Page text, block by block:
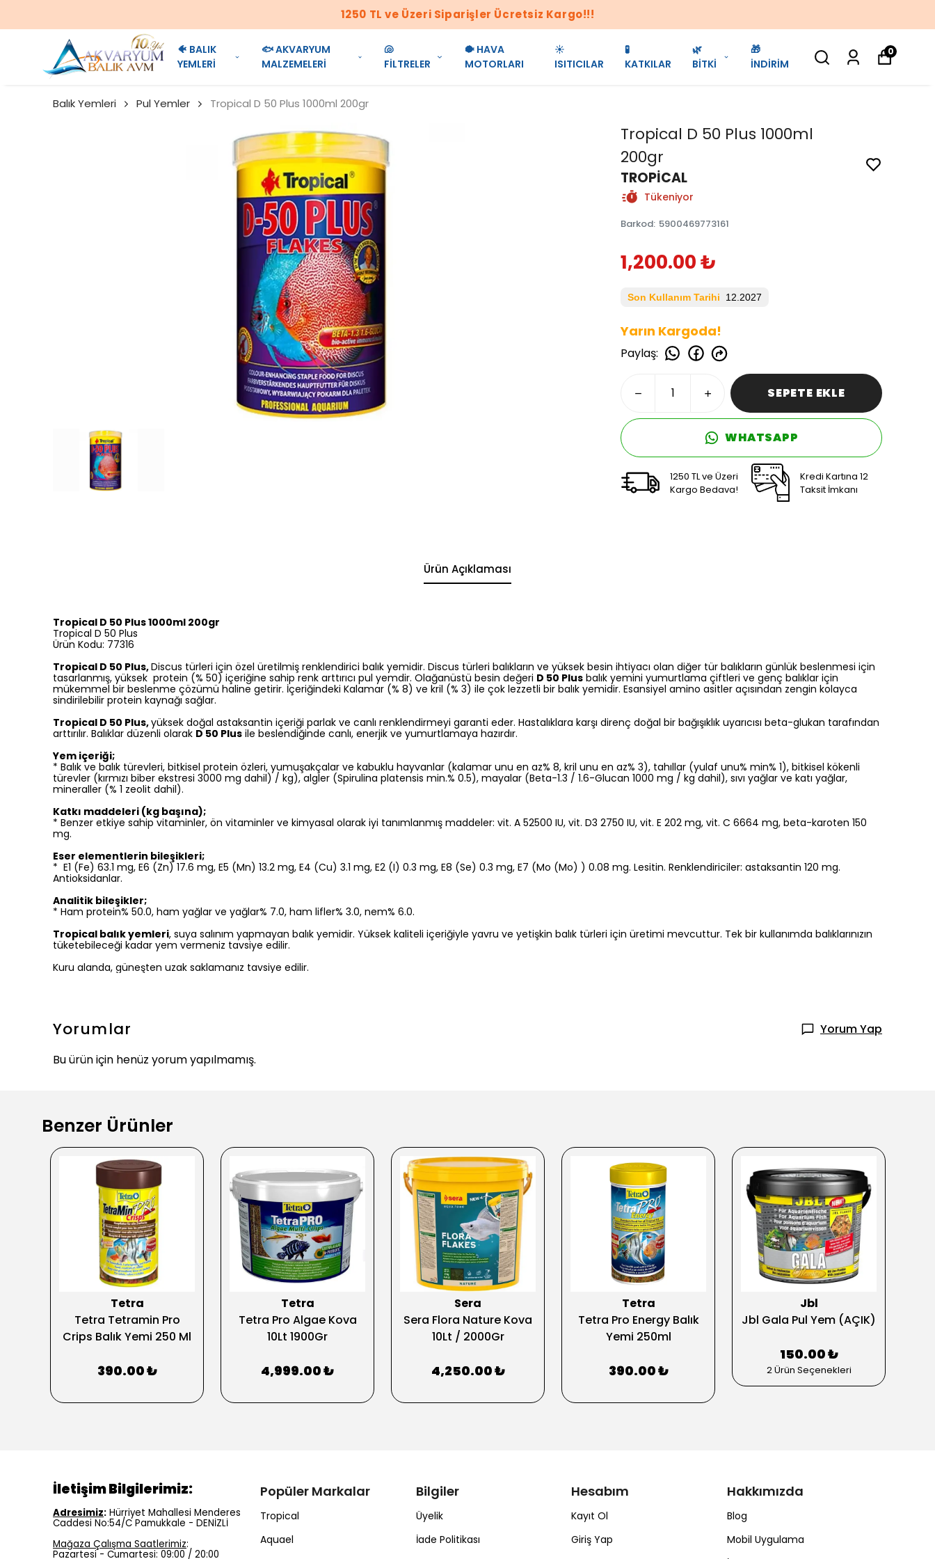
1250 TL ve Üzeri Siparişler Ücretsiz Kargo!!!
🐠 BALIK
YEMLERİ
🐟 AKVARYUM
MALZEMELERİ
🐚
FİLTRELER
🐡 HAVA
MOTORLARI
☀️
ISITICILAR
🧪
KATKILAR
🌿
BİTKİ
🎁
İNDİRİM
0
Balık Yemleri Pul Yemler Tropical D 50 Plus 1000ml 200gr
Tropical D 50 Plus 1000ml
200gr
TROPİCAL
Tükeniyor
Barkod: 5900469773161
1,200.00 ₺
Son Kullanım Tarihi 12.2027
Yarın Kargoda!
Paylaş:
SEPETE EKLE
WHATSAPP
1250 TL ve Üzeri
Kargo Bedava!
Kredi Kartına 12
Taksit İmkanı
Ürün Açıklaması
Tropical D 50 Plus 1000ml 200gr
Tropical D 50 Plus
Ürün Kodu: 77316
Tropical D 50 Plus,Discus türleri için özel üretilmiş renklendirici balık yemidir. Discus türleri balıkların ve yüksek besin ihtiyacı olan diğer tür balıkların günlük beslenmesi için
tasarlanmış, yüksek protein (% 50) içeriğine sahip renk arttırıcı pul yemdir. Olağanüstü besin değeri D 50 Plus balık yemini yumurtlama çiftleri ve genç balıklar için
mükemmel bir beslenme çözümü haline getirir. İçeriğindeki Kalamar (% 8) ve kril (% 3) ile çok lezzetli bir balık yemidir. Esansiyel amino asitler açısından zengin kolayca
sindirilebilir protein kaynağı sağlar.
Tropical D 50 Plus,yüksek doğal astaksantin içeriği parlak ve canlı renklendirmeyi garanti eder. Hastalıklara karşı direnç doğal bir bağışıklık uyarıcısı beta-glukan tarafından
arttırılır. Balıklar düzenli olarak D 50 Plus ile beslendiğinde canlı, enerjik ve yumurtlamaya hazırdır.
Yem içeriği;
* Balık ve balık türevleri, bitkisel protein özleri, yumuşakçalar ve kabuklu hayvanlar (kalamar unu en az% 8, kril unu en az% 3), tahıllar (yulaf unu% min% 1), bitkisel kökenli
türevler (kırmızı biber ekstresi 3000 mg dahil) / kg), algler (Spirulina platensis min.% 0.5), mayalar (Beta-1.3 / 1.6-Glucan 1000 mg / kg dahil), sıvı yağlar ve katı yağlar,
mineraller (% 1 zeolit dahil).
Katkı maddeleri (kg başına);
* Benzer etkiye sahip vitaminler, ön vitaminler ve kimyasal olarak iyi tanımlanmış maddeler: vit. A 52500 IU, vit. D3 2750 IU, vit. E 202 mg, vit. C 6664 mg, beta-karoten 150
mg.
Eser elementlerin bileşikleri;
* E1 (Fe) 63.1 mg, E6 (Zn) 17.6 mg, E5 (Mn) 13.2 mg, E4 (Cu) 3.1 mg, E2 (I) 0.3 mg, E8 (Se) 0.3 mg, E7 (Mo (Mo) ) 0.08 mg. Lesitin. Renklendiriciler: astaksantin 120 mg.
Antioksidanlar.
Analitik bileşikler;
* Ham protein% 50.0, ham yağlar ve yağlar% 7.0, ham lifler% 3.0, nem% 6.0.
Tropical balık yemleri, suya salınım yapmayan balık yemidir. Yüksek kaliteli içeriğiyle yavru ve yetişkin balık türleri için üretimi mevcuttur. Tek bir kullanımda balıklarınızın
tüketebileceği kadar yem vermeniz tavsiye edilir.
Kuru alanda, güneşten uzak saklamanız tavsiye edilir.
Yorumlar
Yorum Yap
Bu ürün için henüz yorum yapılmamış.
Benzer Ürünler
Tetra
Tetra Tetramin Pro
Crips Balık Yemi 250 Ml
390.00 ₺
Tetra
Tetra Pro Algae Kova
10Lt 1900Gr
4,999.00 ₺
Sera
Sera Flora Nature Kova
10Lt / 2000Gr
4,250.00 ₺
Tetra
Tetra Pro Energy Balık
Yemi 250ml
390.00 ₺
Jbl
Jbl Gala Pul Yem (AÇIK)
150.00 ₺
2 Ürün Seçenekleri
Popüler Markalar
Tropical
Aquael
Bilgiler
Üyelik
İade Politikası
Hesabım
Kayıt Ol
Giriş Yap
Hakkımızda
Blog
Mobil Uygulama
İletişim Bilgilerimiz:
Adresimiz: Hürriyet Mahallesi Menderes
Caddesi No:54/C Pamukkale - DENİZLİ
Mağaza Çalışma Saatlerimiz:
Pazartesi - Cumartesi: 09:00 / 20:00